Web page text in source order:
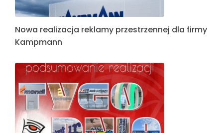
Nowa realizacja reklamy przestrzennej dla firmy
Kampmann